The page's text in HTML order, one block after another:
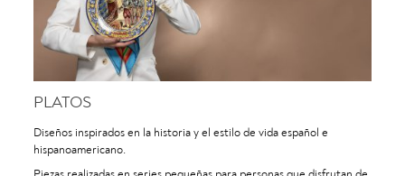
PLATOS
Diseños inspirados en la historia y el estilo de vida español e
hispanoamericano.